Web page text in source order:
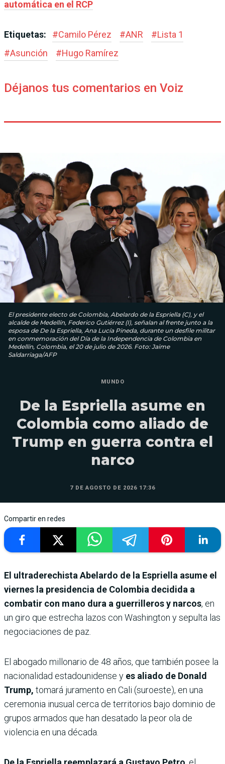
automática en el RCP
Etiquetas: #Camilo Pérez #ANR #Lista 1
#Asunción #Hugo Ramírez
Déjanos tus comentarios en Voiz
El presidente electo de Colombia, Abelardo de la Espriella (C), y el
alcalde de Medellín, Federico Gutiérrez (I), señalan al frente junto a la
esposa de De la Espriella, Ana Lucía Pineda, durante un desfile militar
en conmemoración del Día de la Independencia de Colombia en
Medellín, Colombia, el 20 de julio de 2026. Foto: Jaime
Saldarriaga/AFP
MUNDO
De la Espriella asume en
Colombia como aliado de
Trump en guerra contra el
narco
7 DE AGOSTO DE 2026 17:36
Compartir en redes
El ultraderechista Abelardo de la Espriella asume el
viernes la presidencia de Colombia decidida a
combatir con mano dura a guerrilleros y narcos, en
un giro que estrecha lazos con Washington y sepulta las
negociaciones de paz.
El abogado millonario de 48 años, que también posee la
nacionalidad estadounidense y es aliado de Donald
Trump, tomará juramento en Cali (suroeste), en una
ceremonia inusual cerca de territorios bajo dominio de
grupos armados que han desatado la peor ola de
violencia en una década.